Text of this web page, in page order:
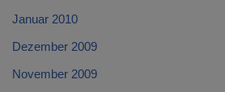
Januar 2010
Dezember 2009
November 2009